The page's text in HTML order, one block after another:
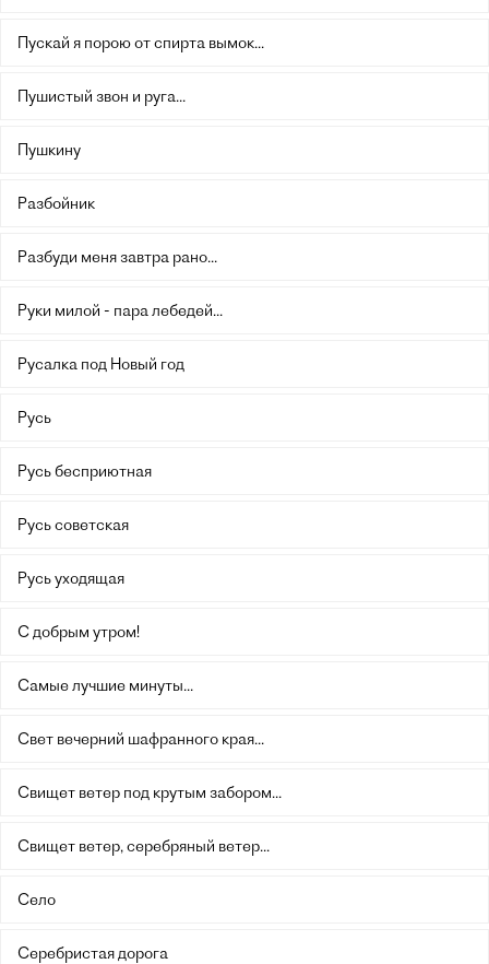
Пускай я порою от спирта вымок...
Пушистый звон и руга...
Пушкину
Разбойник
Разбуди меня завтра рано...
Руки милой - пара лебедей...
Русалка под Новый год
Русь
Русь бесприютная
Русь советская
Русь уходящая
С добрым утром!
Самые лучшие минуты...
Свет вечерний шафранного края...
Свищет ветер под крутым забором...
Свищет ветер, серебряный ветер...
Село
Серебристая дорога